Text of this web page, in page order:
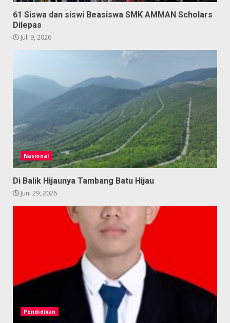
61 Siswa dan siswi Beasiswa SMK AMMAN Scholars
Dilepas
Juli 9, 2026
Nasional
Di Balik Hijaunya Tambang Batu Hijau
Juni 29, 2026
Pendidikan